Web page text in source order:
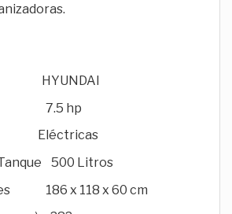
7.5 hp
500 Litros
186 x 118 x 60 cm